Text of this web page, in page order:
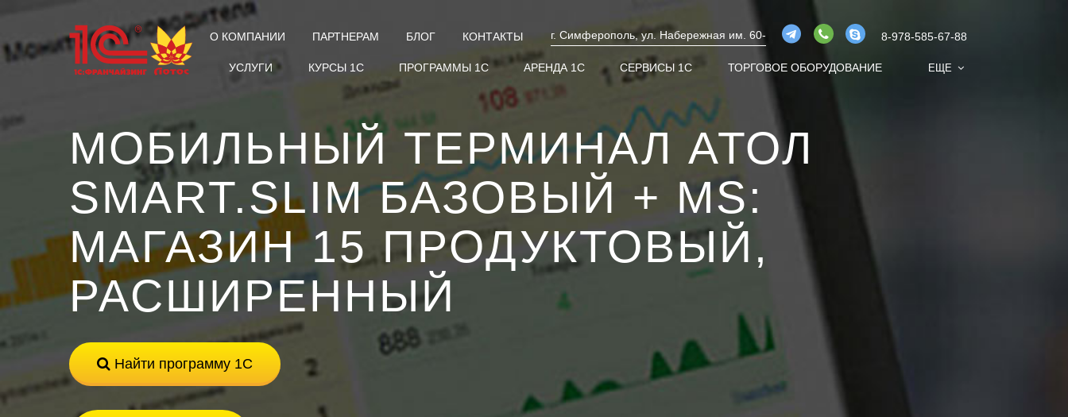
О КОМПАНИИ ПАРТНЕРАМ БЛОГ КОНТАКТЫ г. Симферополь, ул. Набережная им. 60- 8-978-585-67-88
УСЛУГИ КУРСЫ 1С ПРОГРАММЫ 1С АРЕНДА 1С СЕРВИСЫ 1С ТОРГОВОЕ ОБОРУДОВАНИЕ ЕЩЕ
МОБИЛЬНЫЙ ТЕРМИНАЛ АТОЛ
SMART.SLIM БАЗОВЫЙ + MS:
МАГАЗИН 15 ПРОДУКТОВЫЙ,
РАСШИРЕННЫЙ
Найти программу 1С